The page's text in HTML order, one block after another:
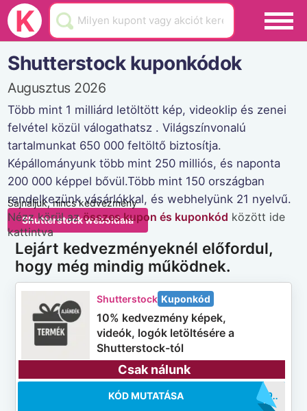
K
Black Friday
Hamarosan lejár
Üzletek
Blog
Akciók
Shutterstock kuponkódok
Augusztus 2026
Több mint 1 milliárd letöltött kép, videoklip és zenei
felvétel közül válogathatsz . Világszínvonalú
tartalmunkat 650 000 feltöltő biztosítja.
Képállományunk több mint 250 milliós, és naponta
200 000 képpel bővül.Több mint 150 országban
rendelkezünk vásárlókkal, és webhelyünk 21 nyelvű.
Shutterstock weboldala
Sajnáljuk, nincs kedvezmény
Nézz körül azösszes kupon és kuponkód között ide
kattintva
Lejárt kedvezményeknél előfordul,
hogy még mindig működnek.
Shutterstock Kuponkód
10% kedvezmény képek,
videók, logók letöltésére a
Shutterstock-tól
Csak nálunk
KÓD MUTATÁSA ..SS10